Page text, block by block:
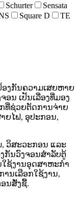
Schurter
Sensata
Square D
TE
ອງກັນຄວາມເສຍຫາຍ
ນ ເປັນເລື່ອງທີ່ມອງ
ທີ່ຊ່ວຍຕັດການຈ່າຍ
ຍໄຟ, ອຸປະກອນ,
ວິສະວະກອນ ແລະ
ກັນວົງຈອນສຳລັບຕູ້
ໃຊ້ງານອຸດສາຫະກຳ
ານເລືອກໃຊ້ງານ,
ນສັ່ງຊື້.